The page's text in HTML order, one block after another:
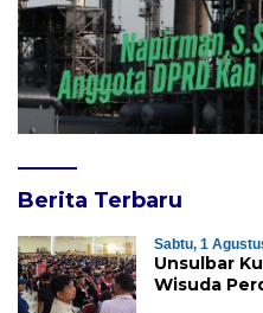
Berita Terbaru
Sabtu, 1
Unsulbar
Wisuda